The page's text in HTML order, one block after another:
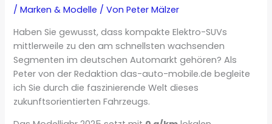
/Marken & Modelle / VonPeter Mälzer
Haben Sie gewusst, dass kompakte Elektro-SUVs
mittlerweile zu den am schnellsten wachsenden
Segmenten im deutschen Automarkt gehören? Als
Peter von der Redaktion das-auto-mobile.de begleite
ich Sie durch die faszinierende Welt dieses
zukunftsorientierten Fahrzeugs.